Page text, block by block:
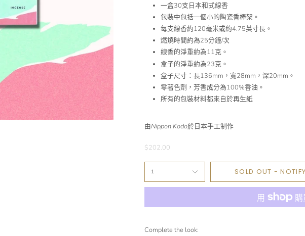
一盒30支日本和式線香
包裝中包括一個小的陶瓷香棒架。
每支線香約120毫米或約4.75英寸長。
燃燒時間約為25分鐘/次
線香的淨重約為11克。
盒子的淨重約為23克。
盒子尺寸：長136mm，寬28mm，深20mm。
零著色劑，芳香成分為100%香油。
所有的包裝材料都來自於再生紙
由Nippon Kodo於日本手工制作
$202.00
1 SOLD OUT -
Complete the look: